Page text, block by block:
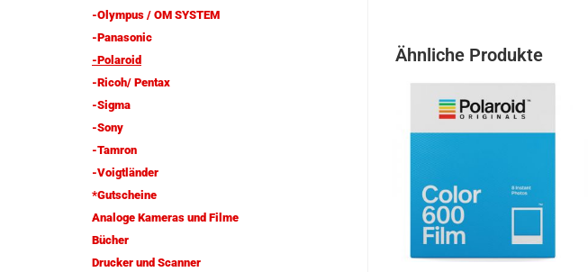
Ähnliche Produkte
-Olympus / OM SYSTEM
-Panasonic
-Polaroid
-Ricoh/ Pentax
-Sigma
-Sony
-Tamron
-Voigtländer
*Gutscheine
Analoge Kameras und Filme
Bücher
Drucker und Scanner